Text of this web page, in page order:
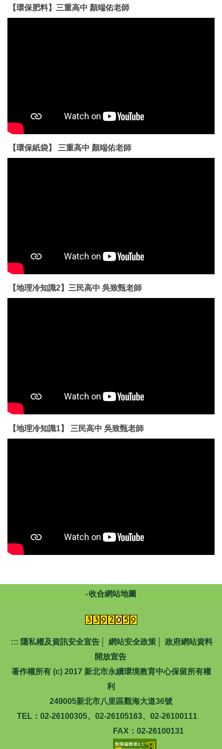
【環保肥料】三重高中 顏端佑老師
【環保紙袋】 三重高中 顏端佑老師
【地理冷知識2】三民高中 吳致甄老師
【地理冷知識1】 三民高中 吳致甄老師
收合網站地圖
::: 隱私權及資訊安全宣告 網站安全政策
政府網站資料
開放宣告
著作權所有 (c) 2017 新北市永續環境教育中心保留所有權
利
249005新北市八里區觀海大道36號
TEL：02-26100305、02-26105163、02-26100111
FAX：02-26100131